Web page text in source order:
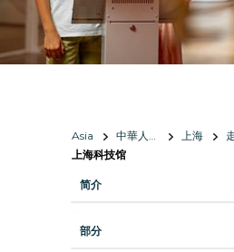
Asia 中華人民共和國 上海
上海科技馆
简介
部分